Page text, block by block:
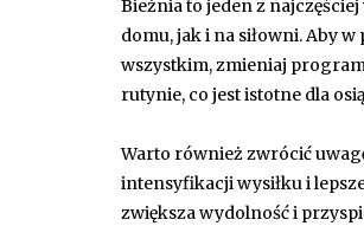
Bieżnia to jeden z
domu, jak i na siłowni. Aby
wszystkim, zmieniaj
rutynie, co jest istotne dla
Warto również zwrócić
intensyfikacji wysiłku i
zwiększa wydolność i